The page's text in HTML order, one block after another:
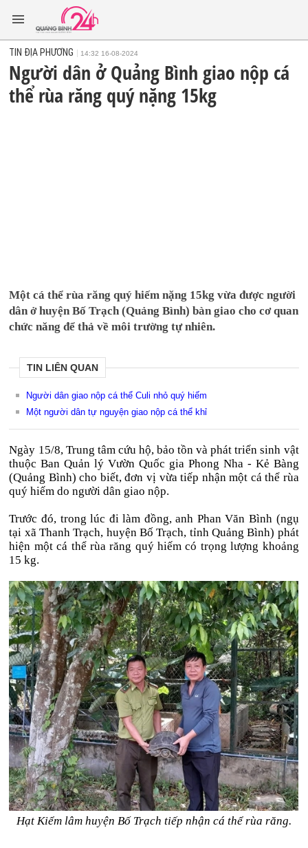
TIN ĐỊA PHƯƠNG 14:32 16-08-2024
Người dân ở Quảng Bình giao nộp cá
thể rùa răng quý nặng 15kg
Một cá thể rùa răng quý hiếm nặng 15kg vừa được người
dân ở huyện Bố Trạch (Quảng Bình) bàn giao cho cơ quan
chức năng để thả về môi trường tự nhiên.
TIN LIÊN QUAN
Người dân giao nộp cá thể Culi nhỏ quý hiếm
Một người dân tự nguyện giao nộp cá thể khỉ
Ngày 15/8, Trung tâm cứu hộ, bảo tồn và phát triển sinh vật
thuộc Ban Quản lý Vườn Quốc gia Phong Nha - Kẻ Bàng
(Quảng Bình) cho biết, đơn vị vừa tiếp nhận một cá thể rùa
quý hiếm do người dân giao nộp.
Trước đó, trong lúc đi làm đồng, anh Phan Văn Bình (ngụ
tại xã Thanh Trạch, huyện Bố Trạch, tỉnh Quảng Bình) phát
hiện một cá thể rùa răng quý hiếm có trọng lượng khoảng
15 kg.
Hạt Kiểm lâm huyện Bố Trạch tiếp nhận cá thể rùa răng.